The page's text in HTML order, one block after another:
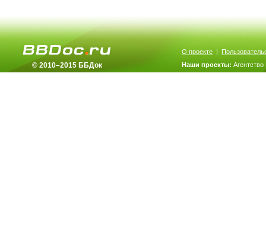
© 2010–2015 ББДок
О проекте |
Наши проекты: